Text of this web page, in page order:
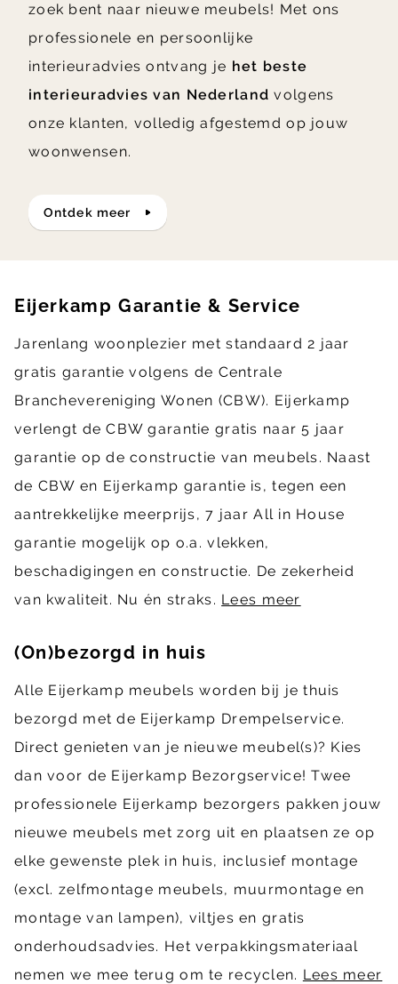
zoek bent naar nieuwe meubels! Met ons
professionele en persoonlijke
interieuradvies ontvang je het beste
interieuradvies van Nederland volgens
onze klanten, volledig afgestemd op jouw
woonwensen.
ontdek meer
Eijerkamp Garantie & Service
Jarenlang woonplezier met standaard 2 jaar
gratis garantie volgens de Centrale
Branchevereniging Wonen (CBW). Eijerkamp
verlengt de CBW garantie gratis naar 5 jaar
garantie op de constructie van meubels. Naast
de CBW en Eijerkamp garantie is, tegen een
aantrekkelijke meerprijs, 7 jaar All in House
garantie mogelijk op o.a. vlekken,
beschadigingen en constructie. De zekerheid
van kwaliteit. Nu én straks. Lees meer
(On)bezorgd in huis
Alle Eijerkamp meubels worden bij je thuis
bezorgd met de Eijerkamp Drempelservice.
Direct genieten van je nieuwe meubel(s)? Kies
dan voor de Eijerkamp Bezorgservice! Twee
professionele Eijerkamp bezorgers pakken jouw
nieuwe meubels met zorg uit en plaatsen ze op
elke gewenste plek in huis, inclusief montage
(excl. zelfmontage meubels, muurmontage en
montage van lampen), viltjes en gratis
onderhoudsadvies. Het verpakkingsmateriaal
nemen we mee terug om te recyclen. Lees meer